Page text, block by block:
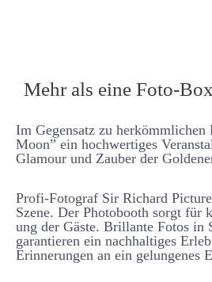
Mehr als eine Foto-Box
Im Gegen­­satz zu her­­kömm­­lichen
Moon” ein hoch­­wertiges
Glamour und Zauber der
Profi-Fotograf Sir Richard
Szene. Der Photo­­booth sorgt
ung der Gäste. Brillante Fotos in
garantieren ein nach­­halt­iges
Er­­inner­ungen an ein ge­­lungenes